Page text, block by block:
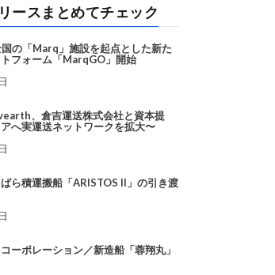
リースまとめてチェック
の「Marq」施設を起点とした新た
フォーム「MarqGO」開始
、倉吉運送株式会社と資本提
へ実運送ネットワークを拡大〜
ら積運搬船「ARISTOS II」の引き渡
ーポレーション／新造船「蓉翔丸」